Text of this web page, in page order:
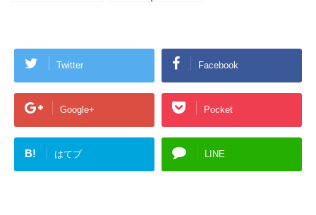
Twitter Facebook
Google+ Pocket
B! はてブ LINE